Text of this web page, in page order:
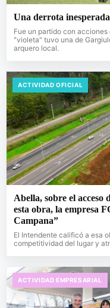
Una derrota inesperada
Fue un partido con
"violeta" tuvo una de
arquero local.
ACTIVIDAD OFICIAL
Abella, sobre el
esta obra, la empresa
Campana”
El Intendente calificó a esa
competitividad del lugar y
ACTIVIDAD EMPRESARIAL